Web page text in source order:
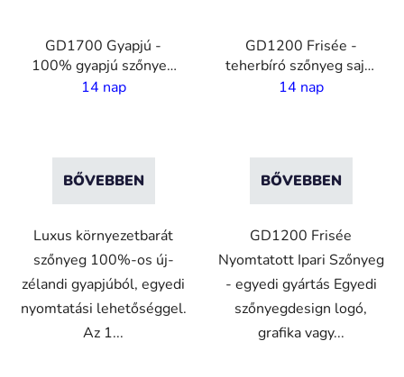
GD1700 Gyapjú -
100% gyapjú szőnyeg
saját nyomatásal - 10
14 nap
BŐVEBBEN
Luxus környezetbarát
szőnyeg 100%-os új-
zélandi gyapjúból, egyedi
nyomtatási lehetőséggel.
Az 1...
GD1200 Frisée -
teherbíró szőnyeg saját
nyomtatással- 7 mm
14 nap
BŐVEBBEN
GD1200 Frisée
Nyomtatott Ipari Szőnyeg
- egyedi gyártás Egyedi
szőnyegdesign logó,
grafika vagy...